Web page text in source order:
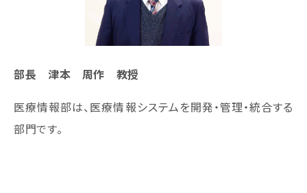
部長 津本 周作 教授
医療情報部は、医療情報システムを開発・管理・統合する
部門です。